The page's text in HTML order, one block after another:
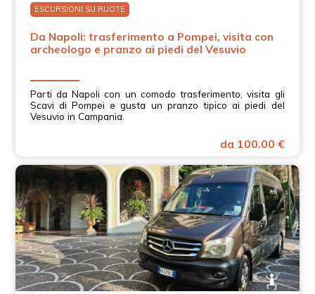
ESCURSIONI SU RUOTE
Da Napoli: trasferimento a Pompei, visita con
archeologo e pranzo ai piedi del Vesuvio
Parti da Napoli con un comodo trasferimento, visita gli
Scavi di Pompei e gusta un pranzo tipico ai piedi del
Vesuvio in Campania.
da 100.00 €